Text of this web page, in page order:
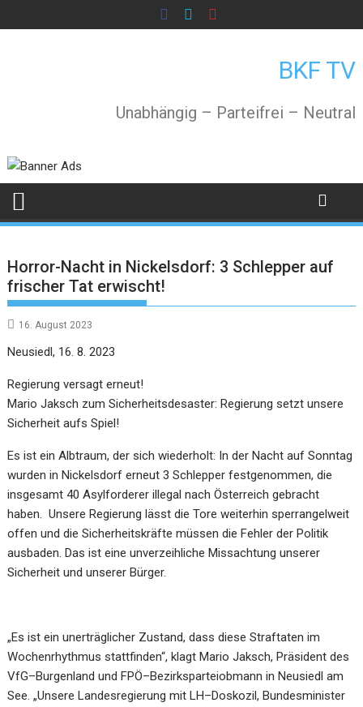
to
BKF TV
Unabhängig – Parteifrei – Neutral
Horror-Nacht in Nickelsdorf: 3 Schlepper auf
frischer Tat erwischt!
16. August 2023
Neusiedl, 16. 8. 2023
Regierung versagt erneut!
Mario Jaksch zum Sicherheitsdesaster: Regierung setzt unsere
Sicherheit aufs Spiel!
Es ist ein Albtraum, der sich wiederholt: In der Nacht auf Sonntag
wurden in Nickelsdorf erneut 3Schlepper festgenommen, die
insgesamt 40 Asylforderer illegal nach Österreich gebracht
haben. UnsereRegierung lässt die Tore weiterhin sperrangelweit
offen und die Sicherheitskräfte müssen die Fehler derPolitik
ausbaden. Das ist eine unverzeihliche Missachtung unserer
Sicherheit und unserer Bürger.
„Es ist ein unerträglicher Zustand, dass diese Straftaten im
Wochenrhythmus stattfinden“, klagt MarioJaksch, Präsident des
VfG–Burgenland und FPÖ–Bezirksparteiobmann in Neusiedl am
See. „UnsereLandesregierung mit LH–Doskozil, Bundesminister